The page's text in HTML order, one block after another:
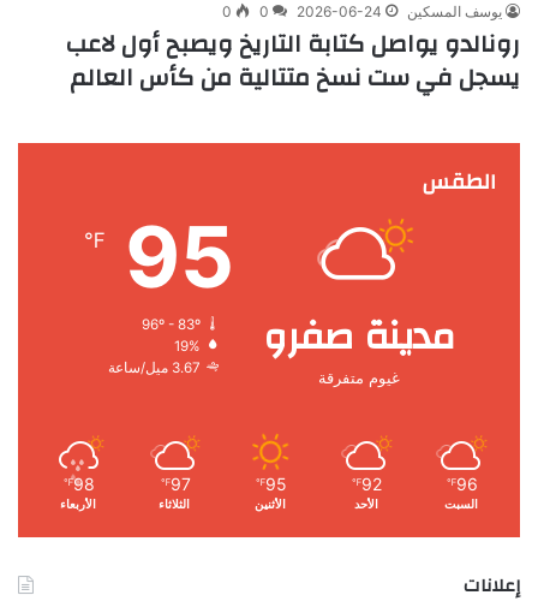
يوسف المسكين 2026-06-24
0
0
رونالدو يواصل كتابة التاريخ ويصبح أول لاعب
يسجل في ست نسخ متتالية من كأس العالم
الطقس
مدينة صفرو
غيوم متفرقة
95
℉
96º - 83º
19%
3.67 ميل/ساعة
96
℉
السبت
92
℉
الأحد
95
℉
الأثنين
97
℉
الثلاثاء
98
℉
الأربعاء
إعلانات